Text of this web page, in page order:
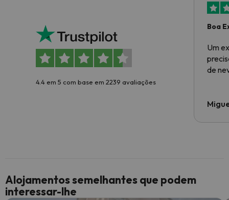
4.4 em 5 com base em 2239 avaliações
Boa
Um
de
Alojamentos semelhantes que podem
interessar-lhe